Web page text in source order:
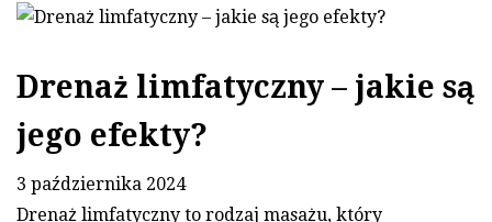
Drenaż limfatyczny – jakie są
jego efekty?
3 października 2024
Drenaż limfatyczny to rodzaj masażu, który